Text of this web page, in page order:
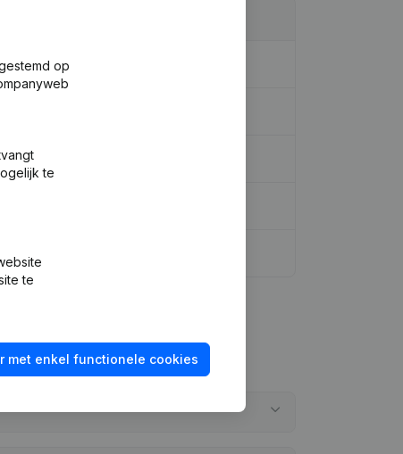
op
te
te
met enkel functionele cookies